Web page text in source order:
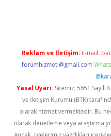
Reklam ve İletişim: E-mail:
forumhizmeti@gmail.com
Yasal Uyarı: Sitemiz, 5651
ve İletişim Kurumu (BTK)
olarak hizmet vermektedir. Bu
olarak denetleme veya araştırma